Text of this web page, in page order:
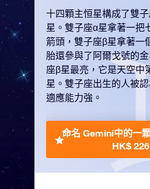
十四顆主恒星構成了雙
星。雙子座α星拿著一把
箭頭，雙子座β星拿著一
胎還參與了阿爾戈號的
座β星最亮，它是天空中
星。雙子座出生的人被
適應能力強。
命名 Gemini中的一
HK$ 226